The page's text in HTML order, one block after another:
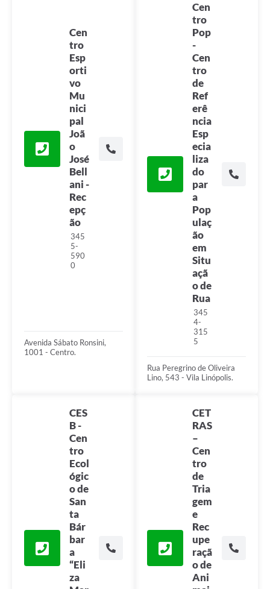
Cen
tro
Esp
orti
vo
Mu
nici
pal
Joã
o
José
Bell
ani -
Rec
epç
ão
345
5-
590
0
Avenida Sábato Ronsini,
1001 - Centro.
Cen
tro
Pop
-
Cen
tro
de
Ref
erê
ncia
Esp
ecia
liza
do
par
a
Pop
ulaç
ão
em
Situ
açã
o de
Rua
345
4-
315
5
Rua Peregrino de Oliveira
Lino, 543 - Vila Linópolis.
CES
B -
Cen
tro
Ecol
ógic
o de
San
ta
Bár
bar
a
“Eli
za
CET
RAS
–
Cen
tro
de
Tria
gem
e
Rec
upe
raçã
o de
Ani